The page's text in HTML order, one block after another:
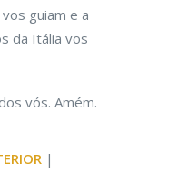
guiam e a
da Itália vos
vós. Amém.
|